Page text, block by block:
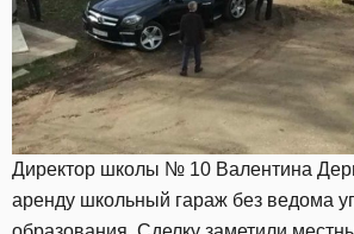
Директор школы № 10 Валентина
аренду школьный гараж без ведома